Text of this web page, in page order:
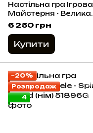
Настільна гра Ігрова
Майстерня - Велика
Бійка в Маленькому
6 250 грн
Купити
−20%
Розпродаж
4